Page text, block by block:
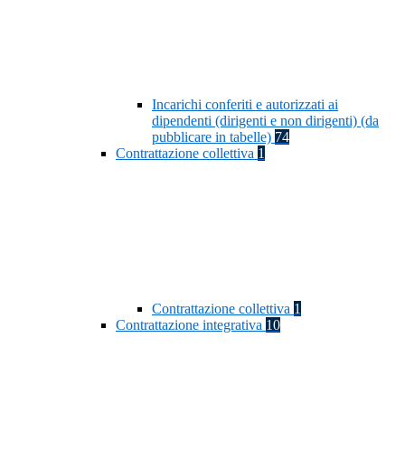
Incarichi conferiti e autorizzati ai
dipendenti (dirigenti e non dirigenti) (da
pubblicare in tabelle) 74
Contrattazione collettiva 1
Contrattazione collettiva 1
Contrattazione integrativa 10